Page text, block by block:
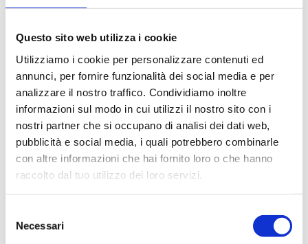
Questo sito web utilizza i cookie
Utilizziamo i cookie per personalizzare contenuti ed
annunci, per fornire funzionalità dei social media e per
analizzare il nostro traffico. Condividiamo inoltre
informazioni sul modo in cui utilizzi il nostro sito con i
nostri partner che si occupano di analisi dei dati web,
pubblicità e social media, i quali potrebbero combinarle
con altre informazioni che hai fornito loro o che hanno
raccolto dal tuo utilizzo dei loro servizi.
delNecessari
B6X
cuivre, plastique et multicouches, avec
bouchon de chantier, raccord tête M30x1,5
Température maximum de service : 95 °C.
Pression maximum de service : 10 bar